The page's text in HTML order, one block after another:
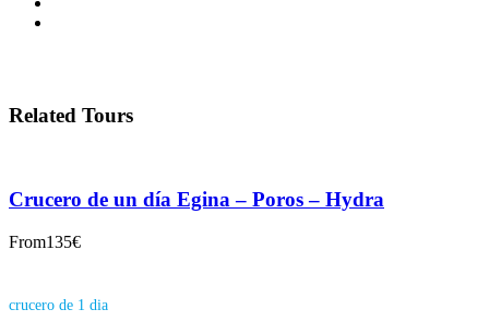
Related Tours
Crucero de un día Egina – Poros – Hydra
From135€
crucero de 1 dia